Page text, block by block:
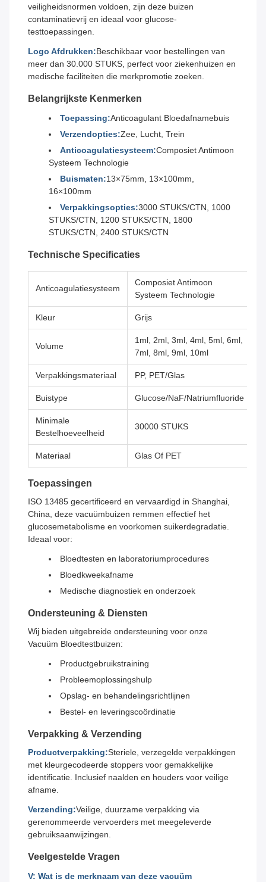
veiligheidsnormen voldoen, zijn deze buizen
contaminatievrij en ideaal voor glucose-
testtoepassingen.
Logo Afdrukken:Beschikbaar voor bestellingen van
meer dan 30.000 STUKS, perfect voor ziekenhuizen en
medische faciliteiten die merkpromotie zoeken.
Belangrijkste Kenmerken
Toepassing:Anticoagulant Bloedafnamebuis
Verzendopties:Zee, Lucht, Trein
Anticoagulatiesysteem:Composiet Antimoon
Systeem Technologie
Buismaten:13×75mm, 13×100mm,
16×100mm
Verpakkingsopties:3000 STUKS/CTN, 1000
STUKS/CTN, 1200 STUKS/CTN, 1800
STUKS/CTN, 2400 STUKS/CTN
Technische Specificaties
Anticoagulatiesysteem
Composiet Antimoon
Systeem Technologie
Kleur Grijs
Volume
1ml, 2ml, 3ml, 4ml, 5ml, 6ml,
7ml, 8ml, 9ml, 10ml
Verpakkingsmateriaal PP, PET/Glas
Buistype Glucose/NaF/Natriumfluoride
Minimale
Bestelhoeveelheid
30000 STUKS
Materiaal Glas Of PET
Toepassingen
ISO 13485 gecertificeerd en vervaardigd in Shanghai,
China, deze vacuümbuizen remmen effectief het
glucosemetabolisme en voorkomen suikerdegradatie.
Ideaal voor:
Bloedtesten en laboratoriumprocedures
Bloedkweekafname
Medische diagnostiek en onderzoek
Ondersteuning & Diensten
Wij bieden uitgebreide ondersteuning voor onze
Vacuüm Bloedtestbuizen:
Productgebruikstraining
Probleemoplossingshulp
Opslag- en behandelingsrichtlijnen
Bestel- en leveringscoördinatie
Verpakking & Verzending
Productverpakking:Steriele, verzegelde verpakkingen
met kleurgecodeerde stoppers voor gemakkelijke
identificatie. Inclusief naalden en houders voor veilige
afname.
Verzending:Veilige, duurzame verpakking via
gerenommeerde vervoerders met meegeleverde
gebruiksaanwijzingen.
Veelgestelde Vragen
V: Wat is de merknaam van deze vacuüm